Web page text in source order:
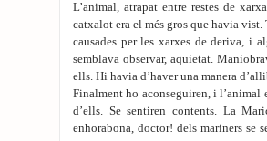
L’animal, atrapat entre restes de
catxalot era el més gros que havia
causades per les xarxes de deriva, i
semblava observar, aquietat.
ells. Hi havia d’haver una manera
Finalment ho aconseguiren, i l’animal
d’ells. Se sentiren contents. La
enhorabona, doctor! dels mariners se